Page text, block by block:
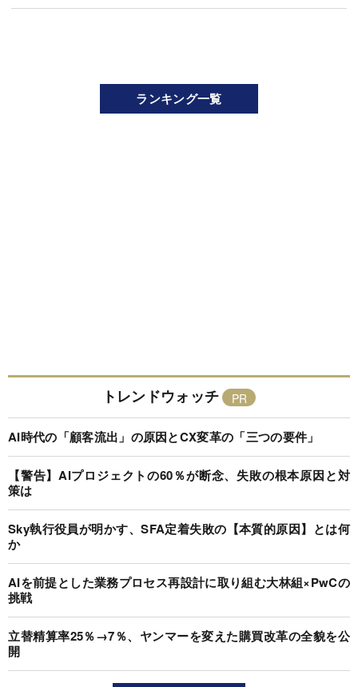
ランキング一覧
トレンドウォッチ
AI時代の「顧客流出」の原因とCX変革の「三つの要件」
【警告】AIプロジェクトの60％が断念、失敗の根本原因と対
策は
Sky執行役員が明かす、SFA定着失敗の【本質的原因】とは何
か
AIを前提とした業務プロセス再設計に取り組む大林組×PwCの
挑戦
立替精算率25％→7％、ヤンマーを変えた購買改革の全貌を公
開